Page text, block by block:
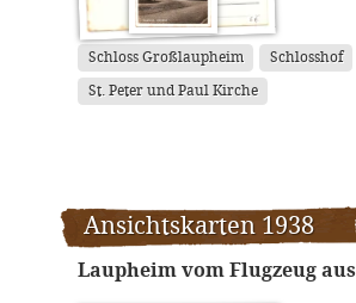
Schloss Großlaupheim Schlosshof
St. Peter und Paul Kirche
Ansichtskarten 1938
Laupheim vom Flugzeug aus